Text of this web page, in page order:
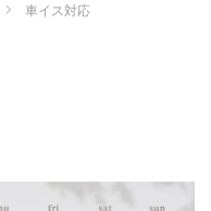
車イス対応